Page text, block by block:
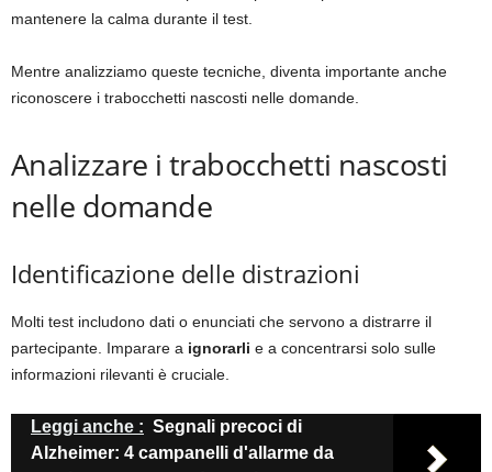
mantenere la calma durante il test.
Mentre analizziamo queste tecniche, diventa importante anche
riconoscere i trabocchetti nascosti nelle domande.
Analizzare i trabocchetti nascosti
nelle domande
Identificazione delle distrazioni
Molti test includono dati o enunciati che servono a distrarre il
partecipante. Imparare a ignorarli e a concentrarsi solo sulle
informazioni rilevanti è cruciale.
Leggi anche : Segnali precoci di
Alzheimer: 4 campanelli d'allarme da